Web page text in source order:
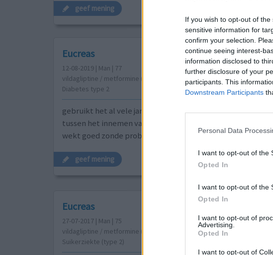
If you wish to opt-out of
sensitive information for
confirm your selection.
continue seeing interest-
information disclosed to
further disclosure of your
participants. This
Downstream Participants
Personal Data
I want to opt-out of the
Opted In
I want to opt-out of the
Opted In
I want to opt-out of
Advertising.
Opted In
I want to opt-out of
geef mening
Eucreas
12-08-2019 | Man | 77
vildagliptine / metformine (50/1000mg)
Diabetes type 2
gebruikt het al vele jaren bevalt me goed ik houd 12 uur
tussen het innemen van de 2 tabletten dat is alles en het
wekt goed zonde problemen
geef mening
Eucreas
27-07-2017 | Man | 75
vildagliptine / metformine (50/850mg)
Suikerziekte (type 2)